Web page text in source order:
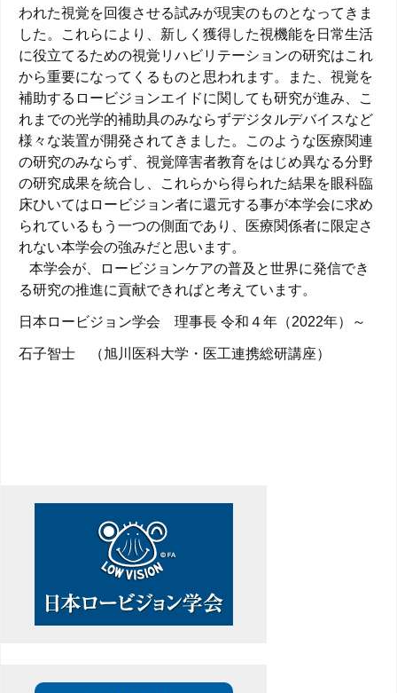
われた視覚を回復させる試みが現実のものとなってきま
した。これらにより、新しく獲得した視機能を日常生活
に役立てるための視覚リハビリテーションの研究はこれ
から重要になってくるものと思われます。また、視覚を
補助するロービジョンエイドに関しても研究が進み、こ
れまでの光学的補助具のみならずデジタルデバイスなど
様々な装置が開発されてきました。このような医療関連
の研究のみならず、視覚障害者教育をはじめ異なる分野
の研究成果を統合し、これらから得られた結果を眼科臨
床ひいてはロービジョン者に還元する事が本学会に求め
られているもう一つの側面であり、医療関係者に限定さ
れない本学会の強みだと思います。
本学会が、ロービジョンケアの普及と世界に発信でき
る研究の推進に貢献できればと考えています。
日本ロービジョン学会 理事長 令和４年（2022年）～
石子智士 （旭川医科大学・医工連携総研講座）